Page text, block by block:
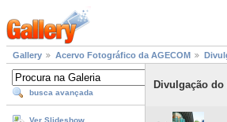
Gallery Acervo Fotográfico da AGECOM
busca avançada
Ver Slideshow
Divulgação